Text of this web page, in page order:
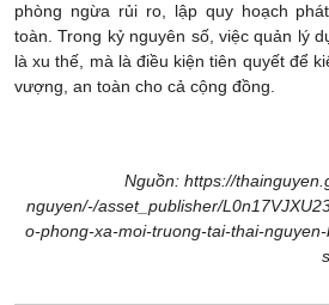
phòng ngừa rủi ro, lập quy hoạch
toàn. Trong kỷ nguyên số, việc quản lý
là xu thế, mà là điều kiện tiên quyết để
vượng, an toàn cho cả cộng đồng.
Nguồn: https://
nguyen/-/asset_publisher/
o-phong-xa-moi-truong-tai-thai-